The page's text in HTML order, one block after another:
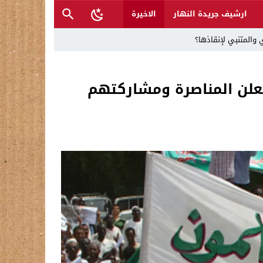
ارشيف جريدة النهار
الاخيرة
لإنقاذها؟
المناصرة ومشاركتهم